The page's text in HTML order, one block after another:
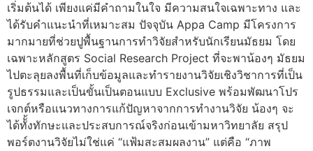
เริ่มต้นได้ เพียงแค่มีคำถามในใจ มีความสนใจเฉพาะทาง และ
ได้รับคำแนะนำที่เหมาะสม ปัจจุบัน Appa Camp มีโครงการ
มากมายที่ช่วยปูพื้นฐานการทำวิจัยสำหรับนักเรียนมัธยม โดย
เฉพาะหลักสูตร Social Research Project ที่จะพาน้องๆ มัธยม
ไปตะลุยลงพื้นที่เก็บข้อมูลและทำรายงานวิจัยเชิงวิชาการที่เป็น
รูปธรรมและเป็นขั้นเป็นตอนแบบ Exclusive พร้อมพัฒนาโปร
เจกต์หรือแนวทางการแก้ปัญหาจากการทำงานวิจัย น้องๆ จะ
ได้ทัั้งทักษะและประสบการณ์จริงก่อนเข้ามหาวิทยาลัย สรุป
พอร์ตงานวิจัยไม่ใช่แค่ “แฟ้มสะสมผลงาน” แต่คือ “ภาพ